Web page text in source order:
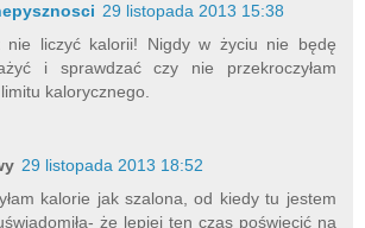
29 listopada 2013 15:38
nie liczyć kalorii! Nigdy w życiu nie będę
i sprawdzać czy nie przekroczyłam
kalorycznego.
29 listopada 2013 18:52
kalorie jak szalona, od kiedy tu jestem
że lepiej ten czas poświęcić na